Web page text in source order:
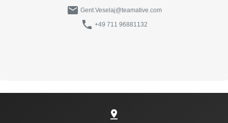
mail Gent.Veselaj@teamative.com
phone +49 711 96881132
pin_drop